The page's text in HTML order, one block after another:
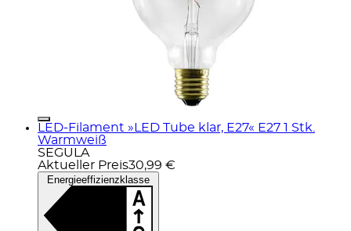
LED-Filament »LED Tube klar, E27« E27 1 Stk.
Warmweiß
SEGULA
Aktueller Preis30,99 €
Energieeffizienzklasse